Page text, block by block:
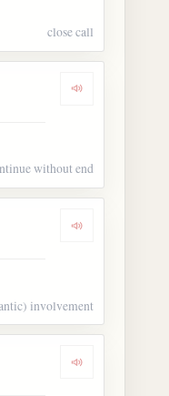
close call
Dengarkan
without end
Dengarkan
involvement
Dengarkan